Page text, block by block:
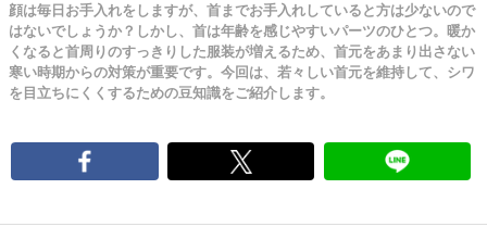
顔は毎日お手入れをしますが、首までお手入れしていると方は少ないので
はないでしょうか？しかし、首は年齢を感じやすいパーツのひとつ。暖か
くなると首周りのすっきりした服装が増えるため、首元をあまり出さない
寒い時期からの対策が重要です。今回は、若々しい首元を維持して、シワ
を目立ちにくくするための豆知識をご紹介します。